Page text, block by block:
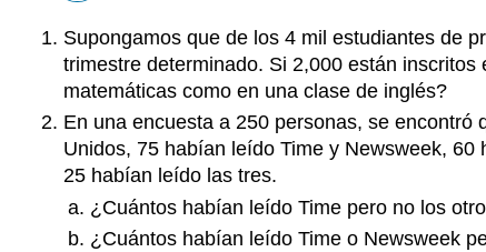
Supongamos que de los 4 mil estudiantes de
trimestre determinado. Si 2,000 están
matemáticas como en una clase de inglés?
En una encuesta a 250 personas, se
Unidos, 75 habían leído Time y Newsweek,
25 habían leído las tres.
¿Cuántos habían leído Time pero no los
¿Cuántos habían leído Time o Newsweek